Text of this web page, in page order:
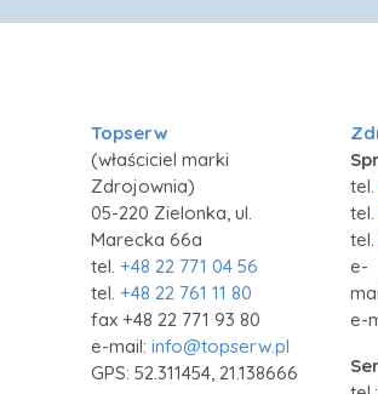
Topserw
(właściciel marki
Zdrojownia)
05-220 Zielonka, ul.
Marecka 66a
tel. +48 22 771 04 56
tel. +48 22 761 11 80
fax +48 22 771 93 80
e-mail: info@topserw.pl
GPS: 52.311454, 21.138666
tel.
tel.
tel.
e-
e-